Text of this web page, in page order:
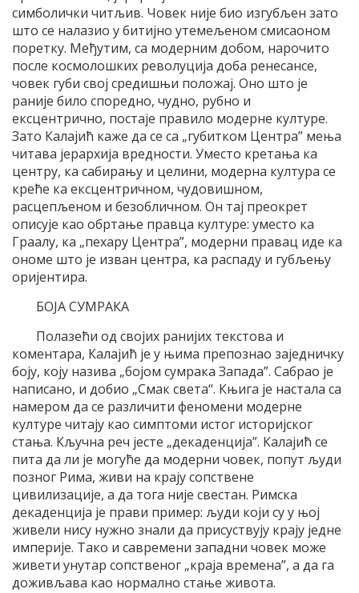
симболички читљив. Човек није био изгубљен зато
што се налазио у битијно утемељеном смисаоном
поретку. Међутим, са модерним добом, нарочито
после космолошких револуција доба ренесансе,
човек губи свој средишњи положај. Оно што је
раније било споредно, чудно, рубно и
ексцентрично, постаје правило модерне културе.
Зато Калајић каже да се са „губитком Центра” мења
читава јерархија вредности. Уместо кретања ка
центру, ка сабирању и целини, модерна култура се
креће ка ексцентричном, чудовишном,
расцепљеном и безобличном. Он тај преокрет
описује као обртање правца културе: уместо ка
Граалу, ка „пехару Центра”, модерни правац иде ка
ономе што је изван центра, ка распаду и губљењу
оријентира.
БОЈА СУМРАКА
Полазећи од својих ранијих текстова и
коментара, Калајић је у њима препознао заједничку
боју, коју назива „бојом сумрака Запада”. Сабрао је
написано, и добио „Смак света“. Књига је настала са
намером да се различити феномени модерне
културе читају као симптоми истог историјског
стања. Кључна реч јесте „декaденција”. Калајић се
пита да ли је могуће да модерни човек, попут људи
позног Рима, живи на крају сопствене
цивилизације, а да тога није свестан. Римска
декаденција је прави пример: људи који су у њој
живели нису нужно знали да присуствују крају једне
империје. Тако и савремени западни човек може
живети унутар сопственог „краја времена”, а да га
доживљава као нормално стање живота.